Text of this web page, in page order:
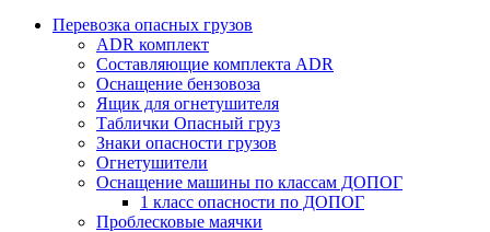
Перевозка опасных грузов
ADR комплект
Составляющие комплекта ADR
Оснащение бензовоза
Ящик для огнетушителя
Таблички Опасный груз
Знаки опасности грузов
Огнетушители
Оснащение машины по классам ДОПОГ
1 класс опасности по ДОПОГ
Проблесковые маячки